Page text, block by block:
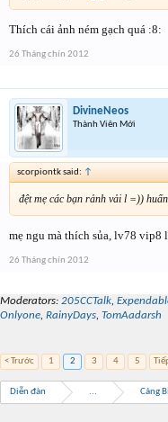
Thích cái ảnh ném gạch quá :8:
26 Tháng chín 2012
DivineNeos
Thành Viên Mới
scorpiontk said: ↑
đệt mẹ các bạn rảnh vải l =))
mẹ ngu mà thích sủa, lv78 vip8
26 Tháng chín 2012
Moderators: 205CCTalk,
Onlyone, RainyDays, TomAadarsh
< Trước
1 2 3 4 5
Diễn đàn ... Cảng